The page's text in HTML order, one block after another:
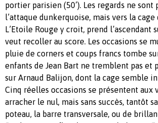
portier parisien (50’). Les regards ne sont
l’attaque dunkerquoise, mais vers la cage
L’Etoile Rouge y croit, prend l’ascendant
veut recoller au score. Les occasions se
pluie de corners et coups francs tombe
enfants de Jean Bart ne tremblent pas et
sur Arnaud Balijon, dont la cage semble
Cinq réelles occasions se présentent aux
arracher le nul, mais sans succès, tantôt
poteau, la barre transversale, ou de